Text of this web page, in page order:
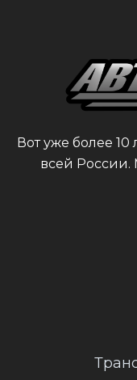
Вот уже более 10
всей